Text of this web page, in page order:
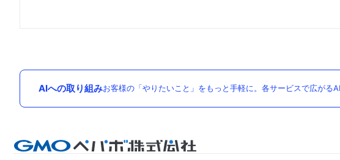
AIへの取り組みお客様の「やりたいこと」をもっと手軽に。各サービスで広がる